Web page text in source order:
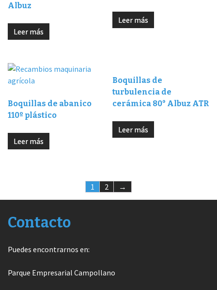
Albuz
Leer más
Leer más
Boquillas de abanico
110º plástico
Leer más
Boquillas de
turbulencia de
cerámica 80° Albuz ATR
Leer más
1 2 →
Contacto
Puedes encontrarnos en:
Parque Empresarial Campollano